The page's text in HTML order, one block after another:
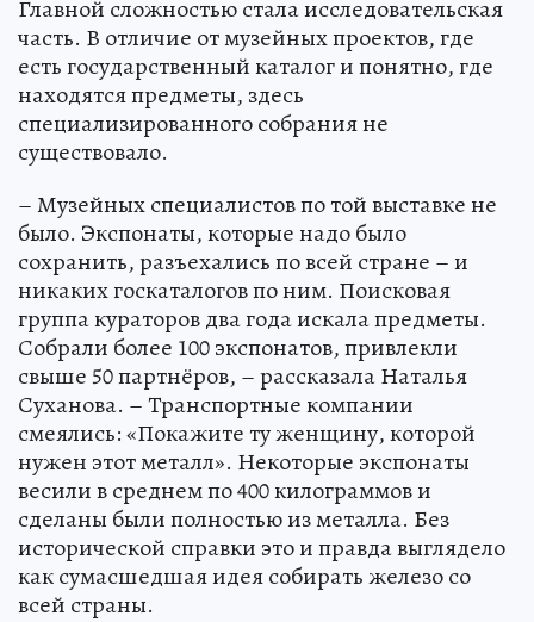
Главной сложностью стала исследовательская
часть. В отличие от музейных проектов, где
есть государственный каталог и понятно, где
находятся предметы, здесь
специализированного собрания не
существовало.
– Музейных специалистов по той выставке не
было. Экспонаты, которые надо было
сохранить, разъехались по всей стране – и
никаких госкаталогов по ним. Поисковая
группа кураторов два года искала предметы.
Собрали более 100 экспонатов, привлекли
свыше 50 партнёров, – рассказала Наталья
Суханова. – Транспортные компании
смеялись: «Покажите ту женщину, которой
нужен этот металл». Некоторые экспонаты
весили в среднем по 400 килограммов и
сделаны были полностью из металла. Без
исторической справки это и правда выглядело
как сумасшедшая идея собирать железо со
всей страны.